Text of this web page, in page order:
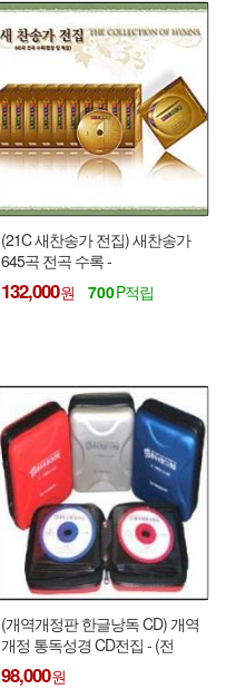
(21C 새찬송가 전집) 새찬송가
645곡 전곡 수록 -
(30CD/MP3/Tape)
132,000 700
(개역개정판 한글낭독 CD) 개역
개정 통독성경 CD전집 - (전
42CD/전40Tape)
98,000